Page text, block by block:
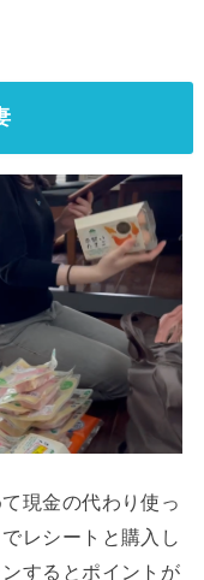
現金の代わり使っ
レシートと購入し
するとポイントが